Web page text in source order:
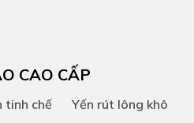
CAO CẤP
tinh chế Yến rút lông khô